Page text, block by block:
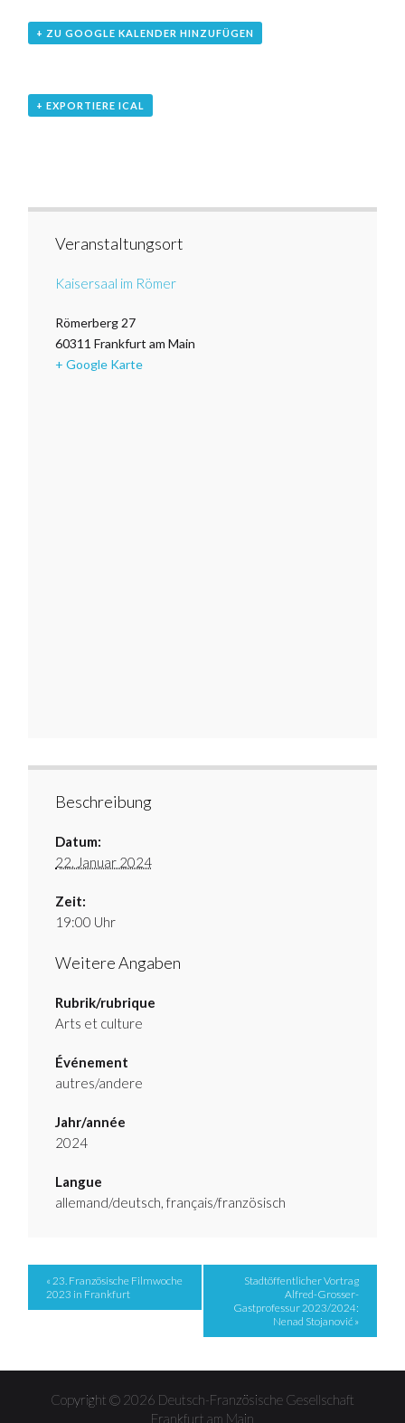
+ ZU GOOGLE KALENDER HINZUFÜGEN
+ EXPORTIERE ICAL
Veranstaltungsort
Kaisersaal im Römer
Römerberg 27
60311 Frankfurt am Main
+ Google Karte
Beschreibung
Datum:
22. Januar 2024
Zeit:
19:00 Uhr
Weitere Angaben
Rubrik/rubrique
Arts et culture
Événement
autres/andere
Jahr/année
2024
Langue
allemand/deutsch, français/französisch
Event
Navigation
« 23. Französische Filmwoche
2023 in Frankfurt
Stadtöffentlicher Vortrag
Alfred-Grosser-
Gastprofessur 2023/2024:
Nenad Stojanović »
Copyright © 2026 Deutsch-Französische Gesellschaft
Frankfurt am Main